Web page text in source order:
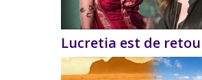
Lucretia est de